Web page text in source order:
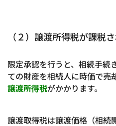
（２）譲渡所得税が課税
限定承認を行うと、相続手続
ての財産を相続人に時価で売
譲渡所得税がかかります。
譲渡取得税は譲渡価格（相続